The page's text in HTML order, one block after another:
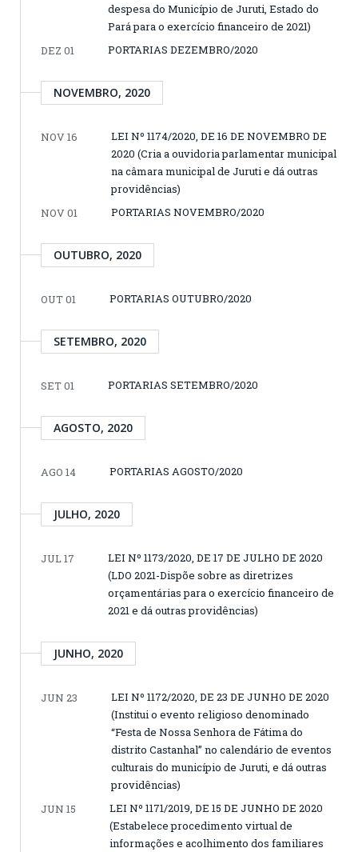
despesa do Município de Juruti, Estado do
Pará para o exercício financeiro de 2021)
DEZ 01
PORTARIAS DEZEMBRO/2020
NOVEMBRO, 2020
NOV 16
LEI Nº 1174/2020, DE 16 DE NOVEMBRO DE
2020 (Cria a ouvidoria parlamentar municipal
na câmara municipal de Juruti e dá outras
providências)
NOV 01
PORTARIAS NOVEMBRO/2020
OUTUBRO, 2020
OUT 01 PORTARIAS OUTUBRO/2020
SETEMBRO, 2020
SET 01 PORTARIAS SETEMBRO/2020
AGOSTO, 2020
AGO 14 PORTARIAS AGOSTO/2020
JULHO, 2020
JUL 17
LEI Nº 1173/2020, DE 17 DE JULHO DE 2020
(LDO 2021-Dispõe sobre as diretrizes
orçamentárias para o exercício financeiro de
2021 e dá outras providências)
JUNHO, 2020
JUN 23
LEI Nº 1172/2020, DE 23 DE JUNHO DE 2020
(Institui o evento religioso denominado
“Festa de Nossa Senhora de Fátima do
distrito Castanhal” no calendário de eventos
culturais do município de Juruti, e dá outras
providências)
JUN 15
LEI Nº 1171/2019, DE 15 DE JUNHO DE 2020
(Estabelece procedimento virtual de
informações e acolhimento dos familiares